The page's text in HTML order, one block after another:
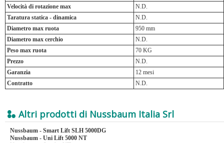
Velocità di rotazione max
N.D.
Taratura statica - dinamica
N.D.
Diametro max ruota
950 mm
Diametro max cerchio
N.D.
Peso max ruota
70 KG
Prezzo
N.D.
Garanzia
12 mesi
Contratto
N.D.
Altri prodotti di Nussbaum Italia Srl
Nussbaum - Smart Lift SLH 5000DG
Nussbaum - Uni Lift 5000 NT